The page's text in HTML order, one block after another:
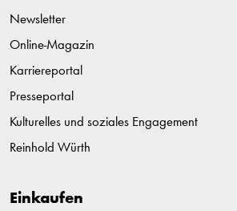
Newsletter
Online-Magazin
Karriereportal
Presseportal
Kulturelles und soziales Engagement
Reinhold Würth
Einkaufen